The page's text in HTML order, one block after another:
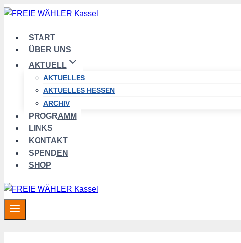
Zum
springenSTART
ÜBER UNS
AKTUELL
AKTUELLES
AKTUELLES HESSEN
ARCHIV
PROGRAMM
LINKS
KONTAKT
SPENDEN
SHOP